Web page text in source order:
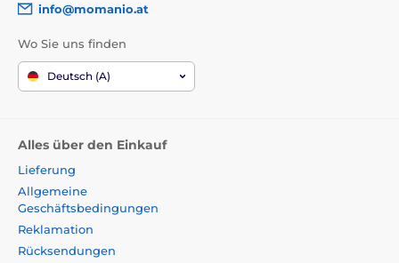
info@momanio.at
Wo Sie uns finden
Deutsch (A)
Alles über den Einkauf
Lieferung
Allgemeine
Geschäftsbedingungen
Reklamation
Rücksendungen